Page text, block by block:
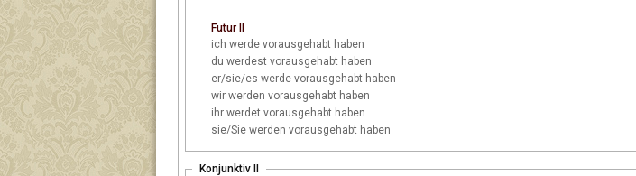
Futur II
ich
werde vorausgehabt haben
du
werdest vorausgehabt haben
er/sie/es
werde vorausgehabt haben
wir
werden vorausgehabt haben
ihr
werdet vorausgehabt haben
sie/Sie
werden vorausgehabt haben
Konjunktiv II